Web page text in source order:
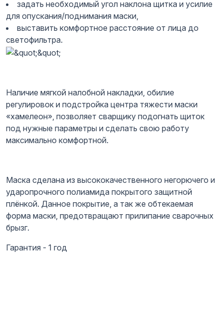
задать необходимый угол наклона щитка и усилие
для опускания/поднимания маски,
выставить комфортное расстояние от лица до
светофильтра.
Наличие мягкой налобной накладки, обилие
регулировок и подстройка центра тяжести маски
«хамелеон», позволяет сварщику подогнать щиток
под нужные параметры и сделать свою работу
максимально комфортной.
Маска сделана из высококачественного негорючего и
ударопрочного полиамида покрытого защитной
плёнкой. Данное покрытие, а так же обтекаемая
форма маски, предотвращают прилипание сварочных
брызг.
Гарантия - 1 год